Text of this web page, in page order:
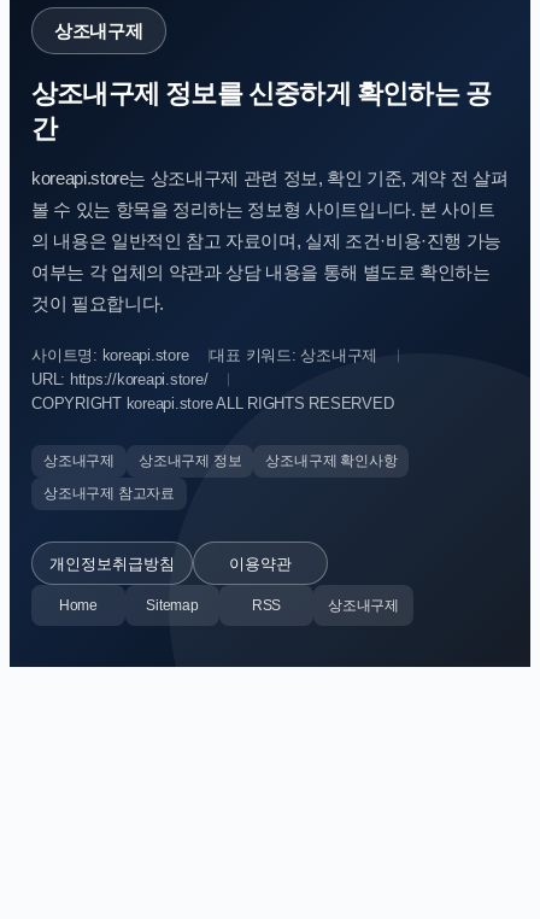
상조내구제
상조내구제 정보를 신중하게 확인하는 공
간
koreapi.store는 상조내구제 관련 정보, 확인 기준, 계약 전 살펴
볼 수 있는 항목을 정리하는 정보형 사이트입니다. 본 사이트
의 내용은 일반적인 참고 자료이며, 실제 조건·비용·진행 가능
여부는 각 업체의 약관과 상담 내용을 통해 별도로 확인하는
것이 필요합니다.
사이트명: koreapi.store
대표 키워드: 상조내구제
URL: https://koreapi.store/
COPYRIGHT koreapi.store ALL RIGHTS RESERVED
상조내구제 상조내구제 정보
상조내구제 확인사항
상조내구제 참고자료
개인정보취급방침 이용약관
Home Sitemap RSS 상조내구제